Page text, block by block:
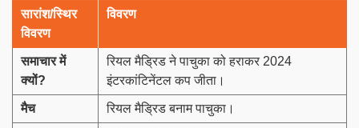
सारांश/स्थिर
विवरण
विवरण
समाचार में
क्यों?
रियल मैड्रिड ने पाचुका को हराकर 2024
इंटरकांटिनेंटल कप जीता।
मैच रियल मैड्रिड बनाम पाचुका।